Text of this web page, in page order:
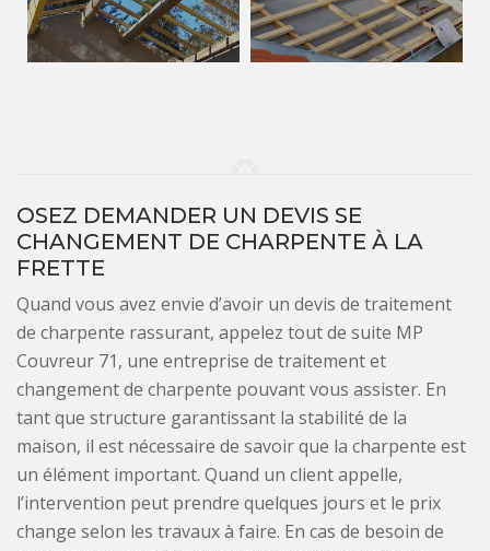
OSEZ DEMANDER UN DEVIS SE
CHANGEMENT DE CHARPENTE À LA
FRETTE
Quand vous avez envie d’avoir un devis de traitement
de charpente rassurant, appelez tout de suite MP
Couvreur 71, une entreprise de traitement et
changement de charpente pouvant vous assister. En
tant que structure garantissant la stabilité de la
maison, il est nécessaire de savoir que la charpente est
un élément important. Quand un client appelle,
l’intervention peut prendre quelques jours et le prix
change selon les travaux à faire. En cas de besoin de